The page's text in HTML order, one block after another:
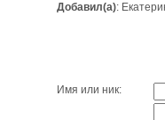
Добавил(а):
Имя или ник: